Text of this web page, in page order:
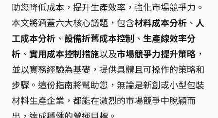
助您降低成本，提升生產效率，強化市場競爭力。
本文將涵蓋六大核心議題，包含材料成本分析 、 人
工成本分析 、 設備折舊成本控制 、 生產線效率分
析 、 實用成本控制措施以及市場競爭力提升策略 ，
並以實務經驗為基礎，提供具體且可操作的策略和
步驟。這份指南將幫助您，無論是新創或小型包裝
材料生產企業，都能在激烈的市場競爭中脫穎而